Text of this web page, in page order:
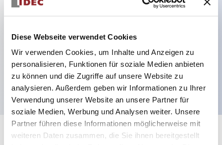
Diese Webseite verwendet Cookies
Wir verwenden Cookies, um Inhalte und Anzeigen zu
personalisieren, Funktionen für soziale Medien anbieten
zu können und die Zugriffe auf unsere Website zu
analysieren. Außerdem geben wir Informationen zu Ihrer
Verwendung unserer Website an unsere Partner für
soziale Medien, Werbung und Analysen weiter. Unsere
Partner führen diese Informationen möglicherweise mit
weiteren Daten zusammen, die Sie ihnen bereitgestellt
Hauptmerkmale
Mehrfachbefestigung möglich
Der schlüsselsichere Selektorschalter verwendet
eine hochsichere Stiftzuhaltungsstruktur
Schutzart IP65 (IEC60529)
Spezifikationen Alle erweitern